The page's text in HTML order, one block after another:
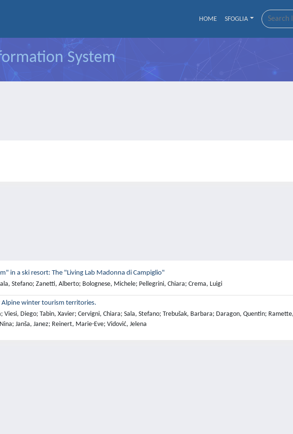
HOME SFOGLIA
System
in a ski resort: The "Living Lab Madonna di Campiglio"
Stefano; Zanetti, Alberto; Bolognese, Michele; Pellegrini, Chiara; Crema, Luigi
winter tourism territories.
Diego; Tabin, Xavier; Cervigni, Chiara; Sala, Stefano; Trebušak, Barbara; Daragon, Quentin;
Janša, Janez; Reinert, Marie-Eve; Vidović, Jelena